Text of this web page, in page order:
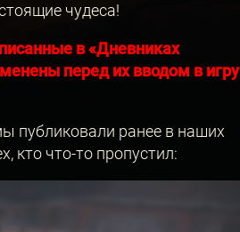
чудеса!
в «Дневниках
перед их вводом в
публиковали ранее в наших
кто что-то пропустил: